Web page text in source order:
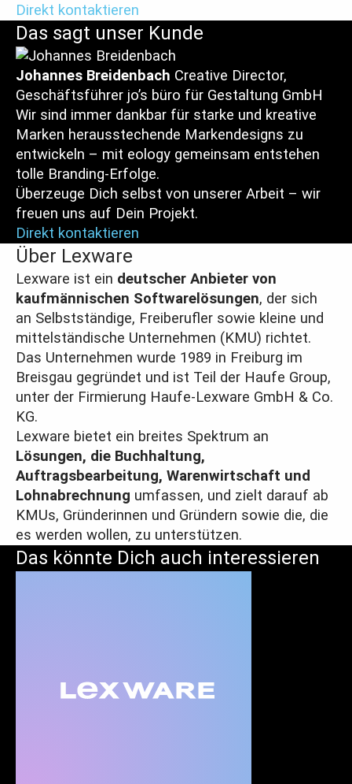
Direkt kontaktieren
Das sagt unser Kunde
Johannes Breidenbach Creative Director,
Geschäftsführer jo’s büro für Gestaltung GmbH
Wir sind immer dankbar für starke und kreative
Marken herausstechende Markendesigns zu
entwickeln – mit eology gemeinsam entstehen
tolle Branding-Erfolge.
Überzeuge Dich selbst von unserer Arbeit – wir
freuen uns auf Dein Projekt.
Direkt kontaktieren
Über Lexware
Lexware ist ein deutscher Anbieter von
kaufmännischen Softwarelösungen, der sich
an Selbstständige, Freiberufler sowie kleine und
mittelständische Unternehmen (KMU) richtet.
Das Unternehmen wurde 1989 in Freiburg im
Breisgau gegründet und ist Teil der Haufe Group,
unter der Firmierung Haufe-Lexware GmbH & Co.
KG.
Lexware bietet ein breites Spektrum an
Lösungen, die Buchhaltung,
Auftragsbearbeitung, Warenwirtschaft und
Lohnabrechnung umfassen, und zielt darauf ab
KMUs, Gründerinnen und Gründern sowie die, die
es werden wollen, zu unterstützen.
Das könnte Dich auch interessieren